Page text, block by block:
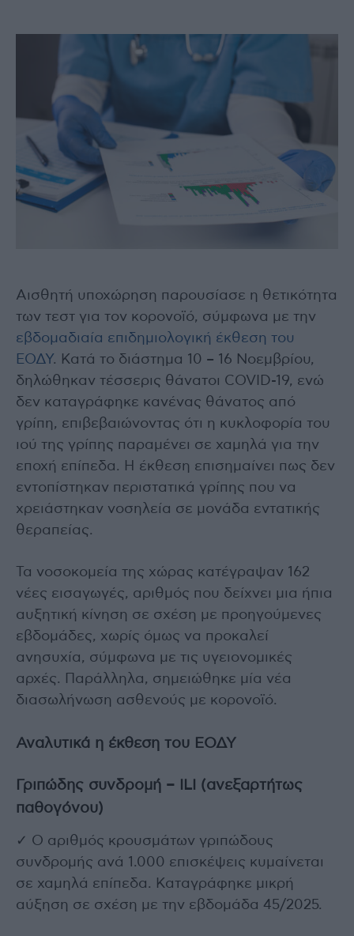
Αισθητή υποχώρηση παρουσίασε η θετικότητα
των τεστ για τον κορονοϊό, σύμφωνα με την
εβδομαδιαία επιδημιολογική έκθεση του
ΕΟΔΥ. Κατά το διάστημα 10 – 16 Νοεμβρίου,
δηλώθηκαν τέσσερις θάνατοι COVID-19, ενώ
δεν καταγράφηκε κανένας θάνατος από
γρίπη, επιβεβαιώνοντας ότι η κυκλοφορία του
ιού της γρίπης παραμένει σε χαμηλά για την
εποχή επίπεδα. Η έκθεση επισημαίνει πως δεν
εντοπίστηκαν περιστατικά γρίπης που να
χρειάστηκαν νοσηλεία σε μονάδα εντατικής
θεραπείας.
Τα νοσοκομεία της χώρας κατέγραψαν 162
νέες εισαγωγές, αριθμός που δείχνει μια ήπια
αυξητική κίνηση σε σχέση με προηγούμενες
εβδομάδες, χωρίς όμως να προκαλεί
ανησυχία, σύμφωνα με τις υγειονομικές
αρχές. Παράλληλα, σημειώθηκε μία νέα
διασωλήνωση ασθενούς με κορονοϊό.
Αναλυτικά η έκθεση του ΕΟΔΥ
Γριπώδης συνδρομή – ILI (ανεξαρτήτως
παθογόνου)
✓ Ο αριθμός κρουσμάτων γριπώδους
συνδρομής ανά 1.000 επισκέψεις κυμαίνεται
σε χαμηλά επίπεδα. Καταγράφηκε μικρή
αύξηση σε σχέση με την εβδομάδα 45/2025.